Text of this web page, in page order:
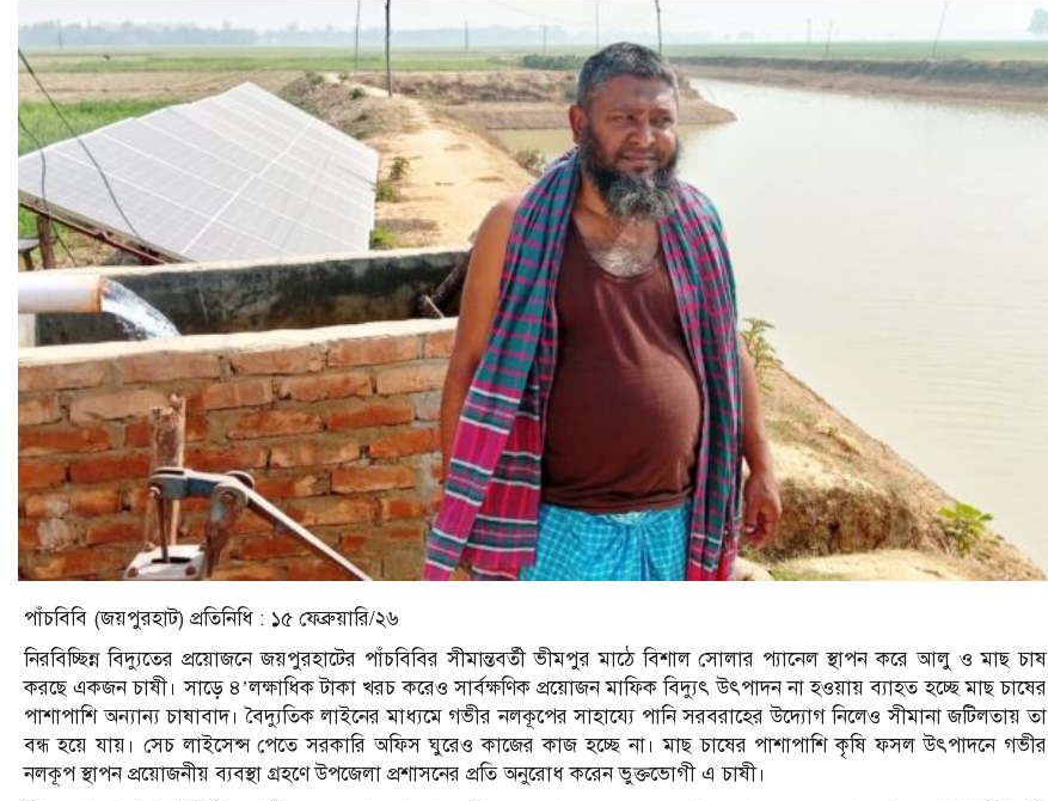
পাঁচবিবি (জয়পুরহাট) প্রতিনিধি : ১৫ ফেব্রুয়ারি/২৬
নিরবিচ্ছিন্ন বিদ্যুতের প্রয়োজনে জয়পুরহাটের পাঁচবিবির সীমান্তবর্তী ভীমপুর মাঠে বিশাল সোলার প্যানেল স্থাপন করে আলু ও মাছ চাষ
করছে একজন চাষী। সাড়ে ৪’লক্ষাধিক টাকা খরচ করেও সার্বক্ষণিক প্রয়োজন মাফিক বিদ্যুৎ উৎপাদন না হওয়ায় ব্যাহত হচ্ছে মাছ চাষের
পাশাপাশি অন্যান্য চাষাবাদ। বৈদ্যুতিক লাইনের মাধ্যমে গভীর নলকূপের সাহায্যে পানি সরবরাহের উদ্যোগ নিলেও সীমানা জটিলতায় তা
বন্ধ হয়ে যায়। সেচ লাইসেন্স পেতে সরকারি অফিস ঘুরেও কাজের কাজ হচ্ছে না। মাছ চাষের পাশাপাশি কৃষি ফসল উৎপাদনে গভীর
নলকূপ স্থাপন প্রয়োজনীয় ব্যবস্থা গ্রহণে উপজেলা প্রশাসনের প্রতি অনুরোধ করেন ভুক্তভোগী এ চাষী।